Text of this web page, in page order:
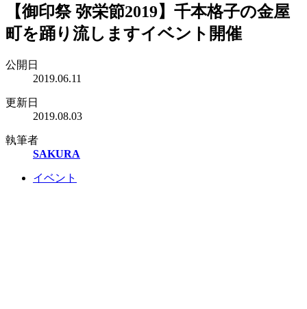
【御印祭 弥栄節2019】千本格子の金屋
町を踊り流しますイベント開催
公開日
2019.06.11
更新日
2019.08.03
執筆者
SAKURA
イベント